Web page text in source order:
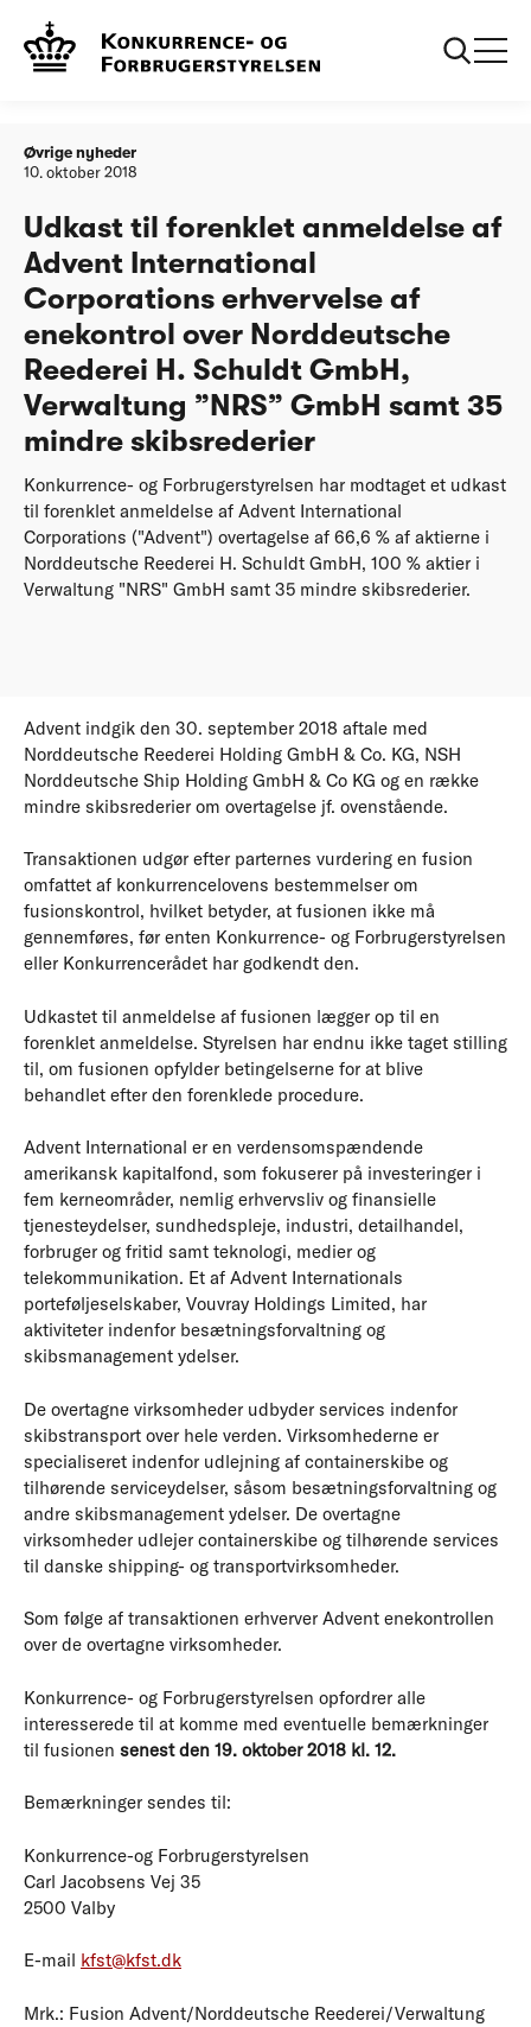
Forside
Corporations erhvervelse af enekontrol over Norddeutsche
Reederei H. Schuldt GmbH, Verwaltung ”NRS” GmbH samt
Øvrige nyheder
10. oktober 2018
Udkast til forenklet anmeldelse af
Advent International
Corporations erhvervelse af
enekontrol over Norddeutsche
Reederei H. Schuldt GmbH,
Verwaltung ”NRS” GmbH samt 35
mindre skibsrederier
Konkurrence- og Forbrugerstyrelsen har modtaget et udkast
til forenklet anmeldelse af Advent International
Corporations ("Advent") overtagelse af 66,6 % af aktierne i
Norddeutsche Reederei H. Schuldt GmbH, 100 % aktier i
Verwaltung "NRS" GmbH samt 35 mindre skibsrederier.
Advent indgik den 30. september 2018 aftale med
Norddeutsche Reederei Holding GmbH & Co. KG, NSH
Norddeutsche Ship Holding GmbH & Co KG og en række
mindre skibsrederier om overtagelse jf. ovenstående.
Transaktionen udgør efter parternes vurdering en fusion
omfattet af konkurrencelovens bestemmelser om
fusionskontrol, hvilket betyder, at fusionen ikke må
gennemføres, før enten Konkurrence- og Forbrugerstyrelsen
eller Konkurrencerådet har godkendt den.
Udkastet til anmeldelse af fusionen lægger op til en
forenklet anmeldelse. Styrelsen har endnu ikke taget stilling
til, om fusionen opfylder betingelserne for at blive
behandlet efter den forenklede procedure.
Advent International er en verdensomspændende
amerikansk kapitalfond, som fokuserer på investeringer i
fem kerneområder, nemlig erhvervsliv og finansielle
tjenesteydelser, sundhedspleje, industri, detailhandel,
forbruger og fritid samt teknologi, medier og
telekommunikation. Et af Advent Internationals
porteføljeselskaber, Vouvray Holdings Limited, har
aktiviteter indenfor besætningsforvaltning og
skibsmanagement ydelser.
De overtagne virksomheder udbyder services indenfor
skibstransport over hele verden. Virksomhederne er
specialiseret indenfor udlejning af containerskibe og
tilhørende serviceydelser, såsom besætningsforvaltning og
andre skibsmanagement ydelser. De overtagne
virksomheder udlejer containerskibe og tilhørende services
til danske shipping- og transportvirksomheder.
Som følge af transaktionen erhverver Advent enekontrollen
over de overtagne virksomheder.
Konkurrence- og Forbrugerstyrelsen opfordrer alle
interesserede til at komme med eventuelle bemærkninger
til fusionen senest den 19. oktober 2018 kl. 12.
Bemærkninger sendes til:
Konkurrence-og Forbrugerstyrelsen
Carl Jacobsens Vej 35
2500 Valby
E-mail kfst@kfst.dk
Mrk.: Fusion Advent/Norddeutsche Reederei/Verwaltung